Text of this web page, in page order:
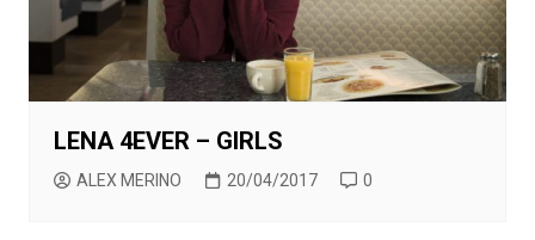
LENA 4EVER – GIRLS
ALEX MERINO 20/04/2017 0